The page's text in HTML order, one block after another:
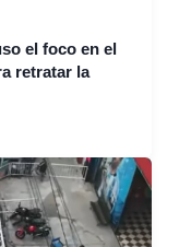
el foco en el
retratar la